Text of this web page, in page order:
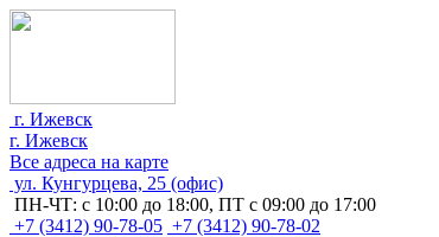
г. Ижевск
г. Ижевск
Все адреса на карте
ул. Кунгурцева, 25 (офис)
ПН-ЧТ: с 10:00 до 18:00, ПТ с 09:00 до 17:00
+7 (3412) 90-78-05 +7 (3412) 90-78-02